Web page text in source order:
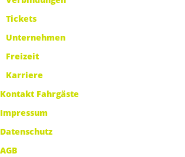
Tickets
Unternehmen
Freizeit
Karriere
Kontakt Fahrgäste
Impressum
Datenschutz
AGB